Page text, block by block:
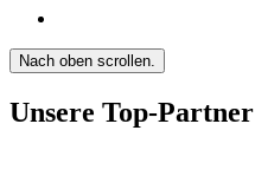
Nach oben scrollen.
Unsere Top-Partner